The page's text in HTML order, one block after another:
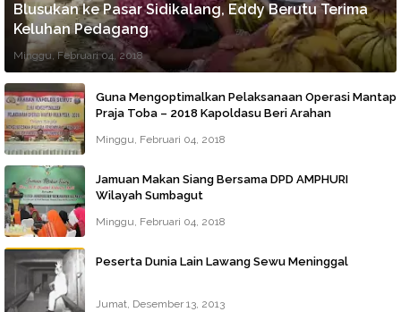
Blusukan ke Pasar Sidikalang, Eddy Berutu Terima
Keluhan Pedagang
Minggu, Februari 04, 2018
Guna Mengoptimalkan Pelaksanaan Operasi Mantap
Praja Toba – 2018 Kapoldasu Beri Arahan
Minggu, Februari 04, 2018
Jamuan Makan Siang Bersama DPD AMPHURI
Wilayah Sumbagut
Minggu, Februari 04, 2018
Peserta Dunia Lain Lawang Sewu Meninggal
Jumat, Desember 13, 2013